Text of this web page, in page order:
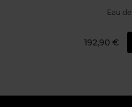
Eau
192,90 €